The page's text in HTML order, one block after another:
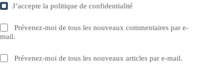
J’accepte lapolitique de confidentialité
Prévenez-moi de tous les nouveaux commentaires par e-
mail.
Prévenez-moi de tous les nouveaux articles par e-mail.